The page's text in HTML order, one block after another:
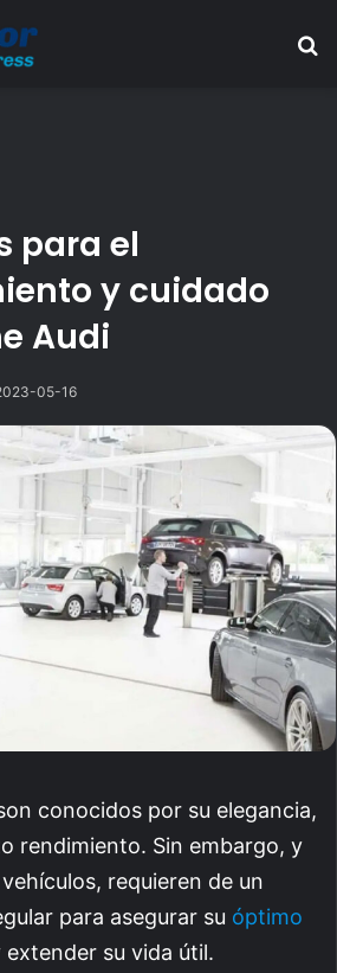
para el
y cuidado
Audi
05-16
conocidos por su elegancia,
rendimiento. Sin embargo, y
requieren de un
para asegurar su óptimo
extender su vida útil.